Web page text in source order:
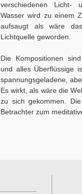
verschiedenen Licht-
Wasser wird zu einem
aufsaugt als wäre
Lichtquelle geworden.
Die Kompositionen
und alles Überflüssige
spannungsgeladene,
Es wirkt, als wäre die
zu sich gekommen.
Betrachter zum